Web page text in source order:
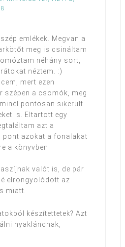
emlékek. Megvan a
meg is csináltam
néhány sort,
néztem. :)
mert ezen
szépen a csomók, meg
pontosan sikerült
is. Eltartott egy
azt a
pont azokat a fonalakat
a könyvben
valót is, de pár
elrongyolódott az
miatt.
készítettetek? Azt
nyakláncnak,